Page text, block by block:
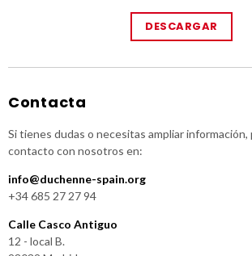
DESCARGAR
Contacta
Si tienes dudas o necesitas ampliar
contacto con nosotros en:
info@duchenne-spain.org
+34 685 27 27 94
Calle Casco Antiguo
12 - local B.